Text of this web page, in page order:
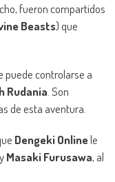
fueron compartidos
Beasts) que
puede controlarse a
Rudania . Son
de esta aventura.
Dengeki Onlinele
Masaki Furusawa, al